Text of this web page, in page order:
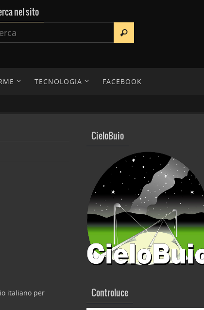
nel sito
TECNOLOGIA FACEBOOK
italiano per
CieloBuio
Controluce